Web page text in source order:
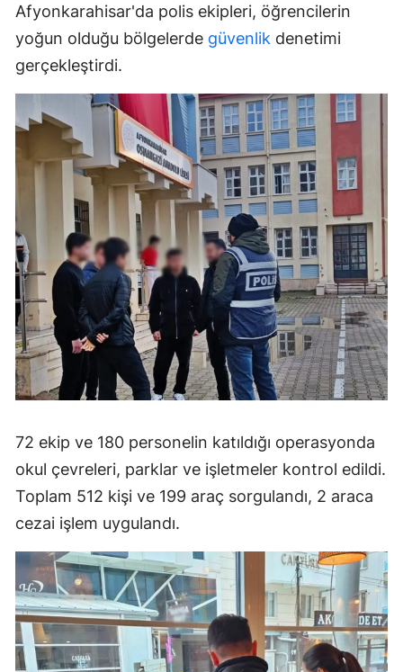
Afyonkarahisar'da polis ekipleri, öğrencilerin
yoğun olduğu bölgelerde güvenlik denetimi
gerçekleştirdi.
72 ekip ve 180 personelin katıldığı operasyonda
okul çevreleri, parklar ve işletmeler kontrol edildi.
Toplam 512 kişi ve 199 araç sorgulandı, 2 araca
cezai işlem uygulandı.